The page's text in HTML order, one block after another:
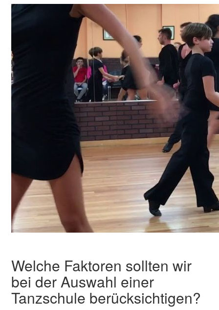
Welche Faktoren sollten wir
bei der Auswahl einer
Tanzschule berücksichtigen?